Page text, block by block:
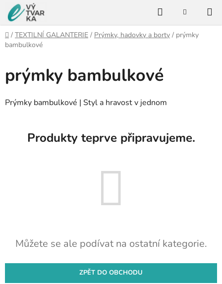
Přejít
na
obsah
HledatNÁKUPNÍ
Domů
/ TEXTILNÍ GALANTERIE / Prýmky, hadovky a borty / prýmky
bambulkové
prýmky bambulkové
Prýmky bambulkové | Styl a hravost v jednom
Produkty teprve připravujeme.
Můžete se ale podívat na ostatní kategorie.
ZPĚT DO OBCHODU